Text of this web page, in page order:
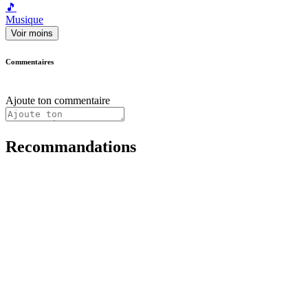
🎵
Musique
Voir moins
Commentaires
Ajoute ton commentaire
Recommandations